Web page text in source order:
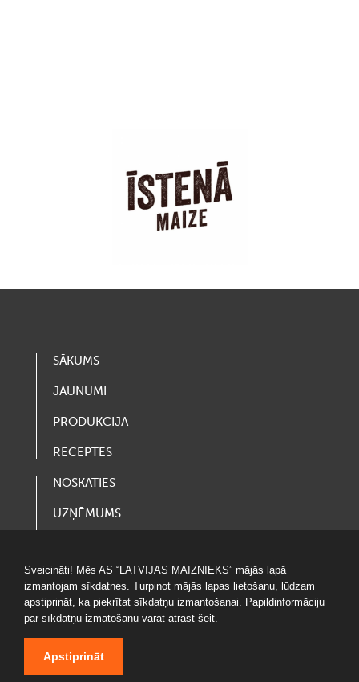
SĀKUMS
JAUNUMI
PRODUKCIJA
RECEPTES
NOSKATIES
UZŅĒMUMS
LOTERIJAS
Sveicināti! Mēs AS “LATVIJAS MAIZNIEKS” mājās lapā
izmantojam sīkdatnes. Turpinot mājās lapas lietošanu, lūdzam
apstiprināt, ka piekrītat sīkdatņu izmantošanai. Papildinformāciju
par sīkdatņu izmatošanu varat atrast šeit.
Apstiprināt